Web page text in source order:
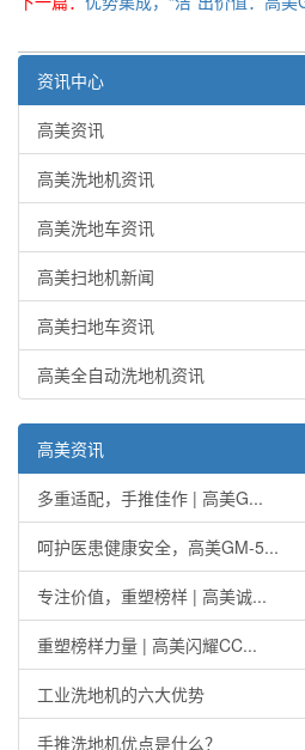
资讯中心
高美资讯
高美洗地机资讯
高美洗地车资讯
高美扫地机新闻
高美扫地车资讯
高美全自动洗地机资讯
高美资讯
多重适配，手推佳作 | 高美G...
呵护医患健康安全，高美GM-5...
专注价值，重塑榜样 | 高美诚...
重塑榜样力量 | 高美闪耀CC...
工业洗地机的六大优势
手推洗地机优点是什么？